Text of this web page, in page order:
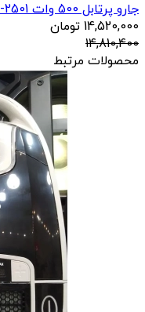
جارو پرتابل 500 وات MO-2501...
14,520,000 تومان
14,810,400
محصولات مرتبط